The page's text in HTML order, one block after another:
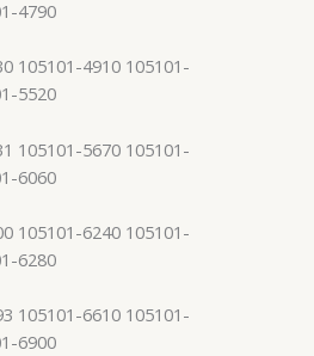
4790
105101-4910 105101-
5520
105101-5670 105101-
6060
105101-6240 105101-
6280
105101-6610 105101-
6900